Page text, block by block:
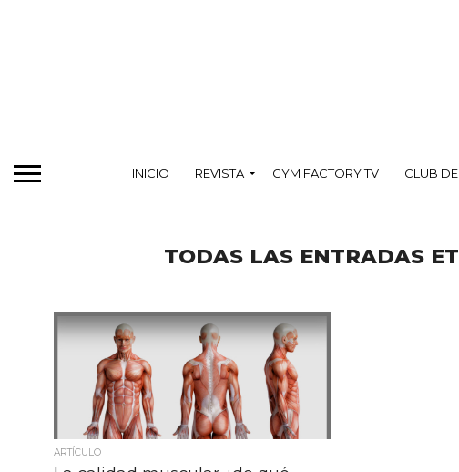
INICIO REVISTA GYM FACTORY TV CLUB
TODAS LAS ENTRADAS
ARTÍCULO